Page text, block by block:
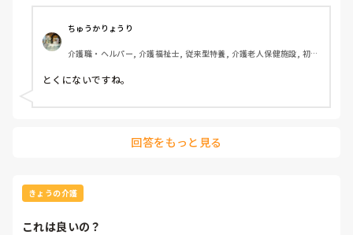
ちゅうかりょうり
介護職・ヘルパー, 介護福祉士, 従来型特養, 介護老人保健施設, 初任
とくにないですね。
回答をもっと見る
きょうの介護
これは良いの？